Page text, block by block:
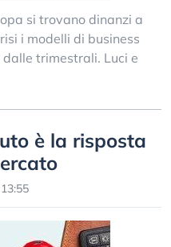
si trovano dinanzi a
i modelli di business
trimestrali. Luci e
è la risposta